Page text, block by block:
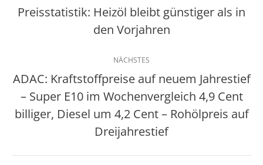
Vorheriger
Beitrag:
Preisstatistik: Heizöl bleibt günstiger als in
den Vorjahren
NÄCHSTES
Nächster
Beitrag:
ADAC: Kraftstoffpreise auf neuem Jahrestief
– Super E10 im Wochenvergleich 4,9 Cent
billiger, Diesel um 4,2 Cent – Rohölpreis auf
Dreijahrestief